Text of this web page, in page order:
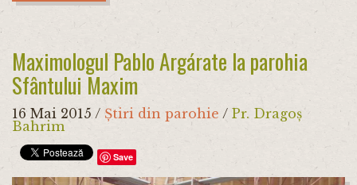
Maximologul Pablo Argárate la parohia
Sfântului Maxim
16 Mai 2015/ Știri din parohie / Pr. Dragoș
Bahrim
Save